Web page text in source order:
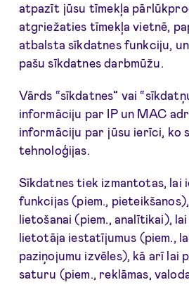
atpazīt jūsu tīmekļa
atgriežaties tīmekļa vietnē,
atbalsta sīkdatnes funkciju,
pašu sīkdatnes darbmūžu.
Vārds “sīkdatnes” vai
informāciju par IP un MAC
informāciju par jūsu ierīci, ko
tehnoloģijas.
Sīkdatnes tiek izmantotas, lai
funkcijas (piem.,
lietošanai (piem., analītikai),
lietotāja iestatījumus (piem.,
paziņojumu izvēles), kā arī lai
saturu (piem., reklāmas,